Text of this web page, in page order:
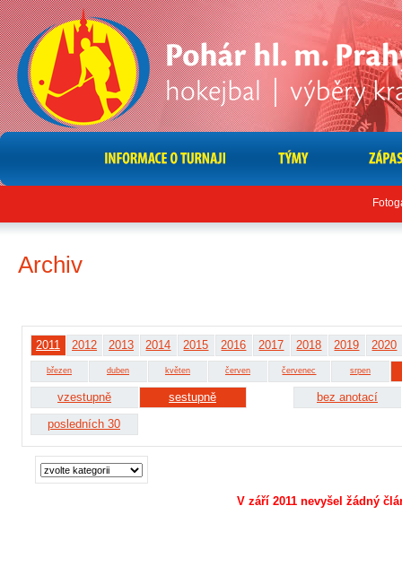
Archiv
2011 2012 2013 2014 2015 2016 2017 2018 2019 2020
březen duben květen červen červenec srpen
vzestupně sestupně
bez anotací
posledních 30
V září 2011 nevyšel žádný